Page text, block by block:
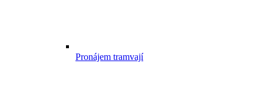
Pronájem tramvají